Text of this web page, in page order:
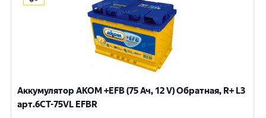
Аккумулятор AKOM +EFB (75 Ач, 12 V) Обратная, R+ L3
арт.6СТ-75VL EFBR